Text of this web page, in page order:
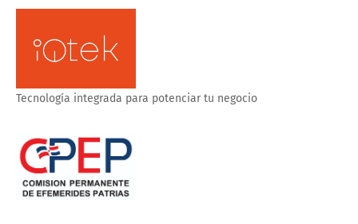
Tecnología integrada para potenciar tu negocio